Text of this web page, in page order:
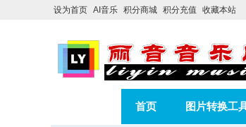
设为首页 AI音乐 积分商城 积分充值 收藏本站
首页 图片转换工